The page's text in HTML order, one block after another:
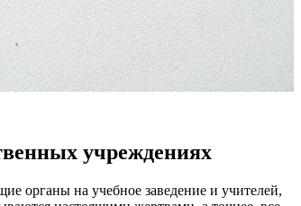
учреждениях
органы на учебное заведение и учителей,